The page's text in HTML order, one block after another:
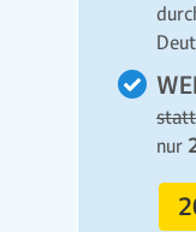
nur